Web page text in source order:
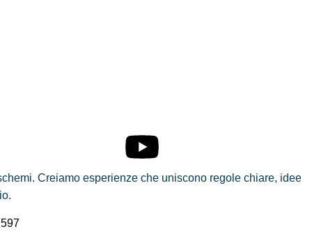
Creiamo esperienze che uniscono regole chiare, idee